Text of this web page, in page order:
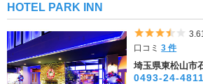
HOTEL PARK INN
5
3.61
口コミ3 件
埼玉県東松山市
0493-24-4811